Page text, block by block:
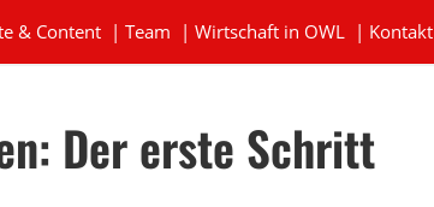
& Content| Team | Wirtschaft in OWL| Kontakt
Der erste Schritt